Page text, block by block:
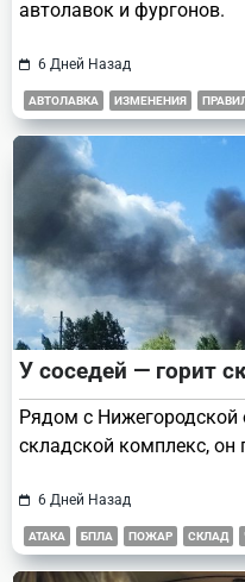
автолавок и фургонов.
6 Дней Назад
АВТОЛАВКА ИЗМЕНЕНИЯ
У соседей — горит
Рядом с Нижегородской
складской комплекс,
6 Дней Назад
АТАКА БПЛА ПОЖАР СКЛАД